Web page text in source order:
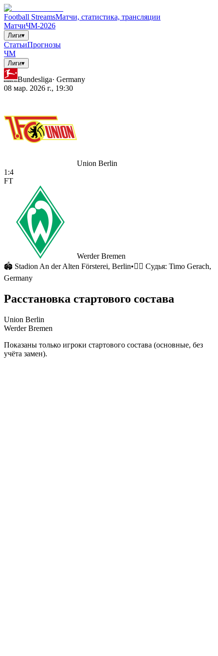
Football StreamsМатчи, статистика, трансляции
МатчиЧМ-2026
Лиги▾
СтатьиПрогнозы
ЧМ
Лиги▾
Bundesliga· Germany
08 мар. 2026 г., 19:30
Union Berlin
1 :4
FT
Werder Bremen
🏟 Stadion An der Alten Försterei, Berlin•🧑‍⚖️ Судья: Timo Gerach,
Germany
Расстановка стартового состава
Union Berlin
Werder Bremen
Показаны только игроки стартового состава (основные, без
учёта замен).